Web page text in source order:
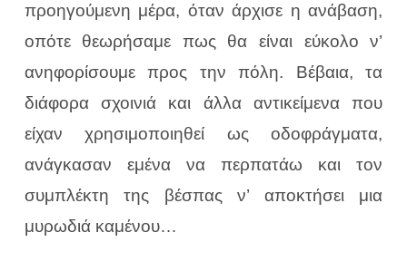
προηγούμενη μέρα, όταν άρχισε η ανάβαση,
οπότε θεωρήσαμε πως θα είναι εύκολο ν’
ανηφορίσουμε προς την πόλη. Βέβαια, τα
διάφορα σχοινιά και άλλα αντικείμενα που
είχαν χρησιμοποιηθεί ως οδοφράγματα,
ανάγκασαν εμένα να περπατάω και τον
συμπλέκτη της βέσπας ν’ αποκτήσει μια
μυρωδιά καμένου…